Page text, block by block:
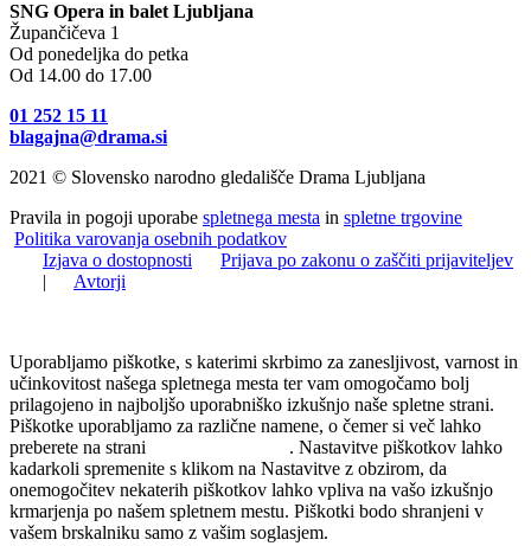
SNG Opera in balet Ljubljana
Župančičeva 1
Od ponedeljka do petka
Od 14.00 do 17.00
01 252 15 11
blagajna@drama.si
2021 © Slovensko narodno gledališče Drama Ljubljana
Pravila in pogoji uporabe spletnega mesta in spletne trgovine
Politika varovanja osebnih podatkov
Izjava o dostopnosti
Prijava po zakonu o zaščiti prijaviteljev
|
Avtorji
Uporabljamo piškotke, s katerimi skrbimo za zanesljivost, varnost in
učinkovitost našega spletnega mesta ter vam omogočamo bolj
prilagojeno in najboljšo uporabniško izkušnjo naše spletne strani.
Piškotke uporabljamo za različne namene, o čemer si več lahko
preberete na strani
. Nastavitve piškotkov lahko
kadarkoli spremenite s klikom na Nastavitve z obzirom, da
onemogočitev nekaterih piškotkov lahko vpliva na vašo izkušnjo
krmarjenja po našem spletnem mestu. Piškotki bodo shranjeni v
vašem brskalniku samo z vašim soglasjem.